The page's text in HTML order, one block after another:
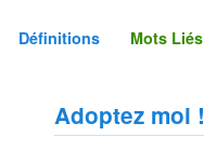
Définitions Mots Liés
Adoptez moi !